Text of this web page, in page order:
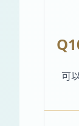
可